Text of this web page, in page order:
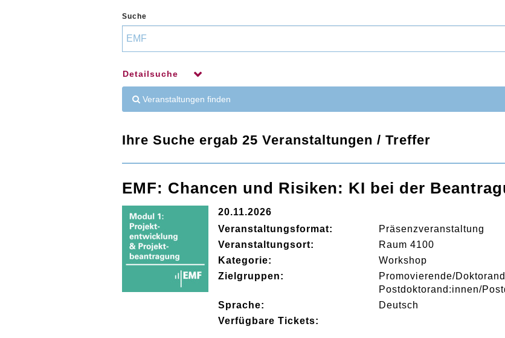
Suche
Detailsuche
Veranstaltungen finden
Ihre Suche ergab 25 Veranstaltungen / Treffer
EMF: Chancen und Risiken: KI bei der
20.11.2026
Veranstaltungsformat:
Präsenzveranstaltung
Veranstaltungsort:
Raum 4100
Kategorie:
Workshop
Zielgruppen:
Promovierende/
Postdoktorand:innen/
Sprache:
Deutsch
Verfügbare Tickets: